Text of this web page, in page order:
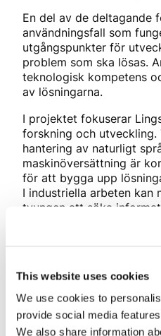
This website uses cookies
We use cookies to
provide social media
We also share information
En del av de deltagande
användningsfall som
utgångspunkter för
problem som ska lösas.
teknologisk kompetens
av lösningarna.
I projektet fokuserar
forskning och utveckling.
hantering av naturligt
maskinöversättning är
för att bygga upp
I industriella arbeten kan
tvungen att söka
eller andra
arbetsamt och tar tid att
fältet i utmanande
I projektet samarbetar
Lingsoft Group, eftersom